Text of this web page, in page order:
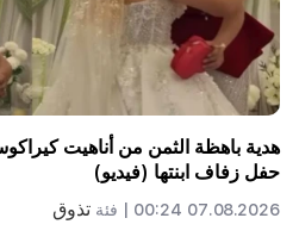
هدية باهظة الثمن من أناهيت
حفل زفاف ابنتها (فيديو)
07.08.2026 00:24 | فئة تذوق